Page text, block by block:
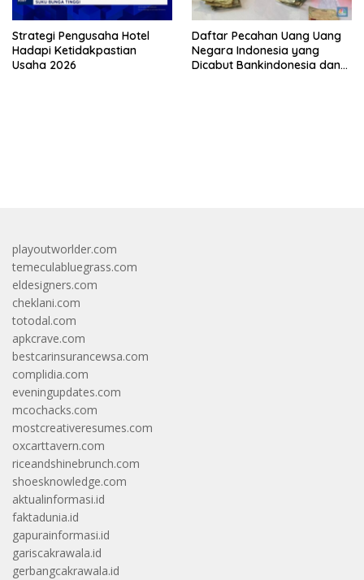
Strategi Pengusaha Hotel
Hadapi Ketidakpastian
Usaha 2026
Daftar Pecahan Uang Uang
Negara Indonesia yang
Dicabut Bankindonesia dan
playoutworlder.com
temeculabluegrass.com
eldesigners.com
cheklani.com
totodal.com
apkcrave.com
bestcarinsurancewsa.com
complidia.com
eveningupdates.com
mcochacks.com
mostcreativeresumes.com
oxcarttavern.com
riceandshinebrunch.com
shoesknowledge.com
aktualinformasi.id
faktadunia.id
gapurainformasi.id
gariscakrawala.id
gerbangcakrawala.id